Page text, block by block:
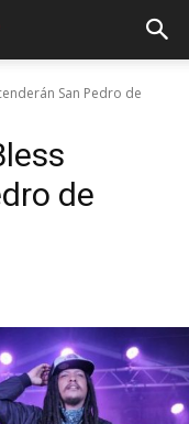
San Pedro de
de